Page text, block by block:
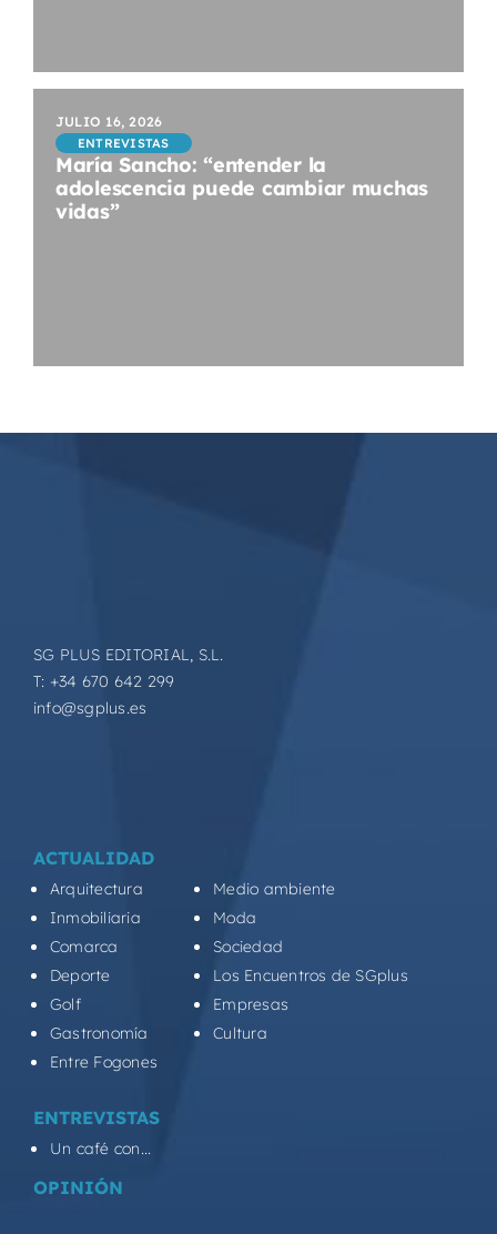
JULIO 16, 2026
ENTREVISTAS
María Sancho: “entender la
adolescencia puede cambiar muchas
vidas”
SG PLUS EDITORIAL, S.L.
T: +34 670 642 299
info@sgplus.es
ACTUALIDAD
Arquitectura
Inmobiliaria
Comarca
Deporte
Golf
Gastronomía
Entre Fogones
Medio ambiente
Moda
Sociedad
Los Encuentros de SGplus
Empresas
Cultura
ENTREVISTAS
Un café con...
OPINIÓN